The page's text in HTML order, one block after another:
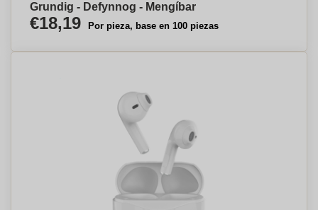
Grundig - Defynnog - Mengíbar
€18,19 Por pieza, base en 100 piezas